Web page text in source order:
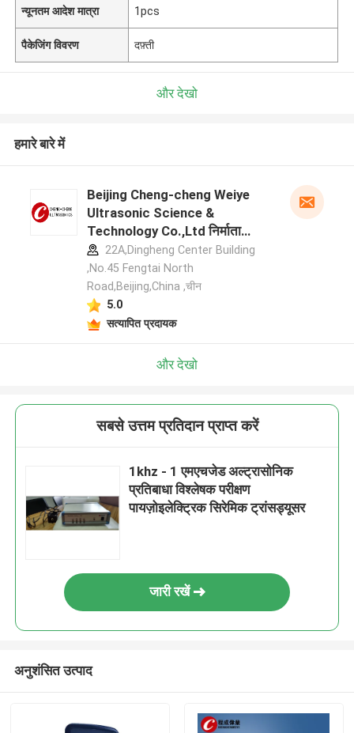
न्यूनतम आदेश मात्रा 1pcs
पैकेजिंग विवरण दफ़्ती
और देखो
हमारे बारे में
Beijing Cheng-cheng Weiye
Ultrasonic Science &
Technology Co.,Ltd निर्माता
प्रोफ़ाइल
22A,Dingheng Center Building
,No.45 Fengtai North
Road,Beijing,China ,चीन
5.0
सत्यापित प्रदायक
और देखो
सबसे उत्तम प्रतिदान प्राप्त करें
1khz - 1 एमएचजेड अल्ट्रासोनिक
प्रतिबाधा विश्लेषक परीक्षण
पायज़ोइलेक्ट्रिक सिरेमिक ट्रांसड्यूसर
जारी रखें
अनुशंसित उत्पाद